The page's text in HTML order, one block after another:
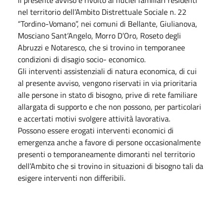
nel territorio dell’Ambito Distrettuale Sociale n. 22
“Tordino-Vomano”, nei comuni di Bellante, Giulianova,
Mosciano Sant’Angelo, Morro D’Oro, Roseto degli
Abruzzi e Notaresco, che si trovino in temporanee
condizioni di disagio socio- economico.
Gli interventi assistenziali di natura economica, di cui
al presente avviso, vengono riservati in via prioritaria
alle persone in stato di bisogno, prive di rete familiare
allargata di supporto e che non possono, per particolari
e accertati motivi svolgere attività lavorativa.
Possono essere erogati interventi economici di
emergenza anche a favore di persone occasionalmente
presenti o temporaneamente dimoranti nel territorio
dell’Ambito che si trovino in situazioni di bisogno tali da
esigere interventi non differibili.